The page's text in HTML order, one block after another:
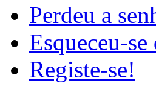
Perdeu a
Esqueceu-
Registe-se!